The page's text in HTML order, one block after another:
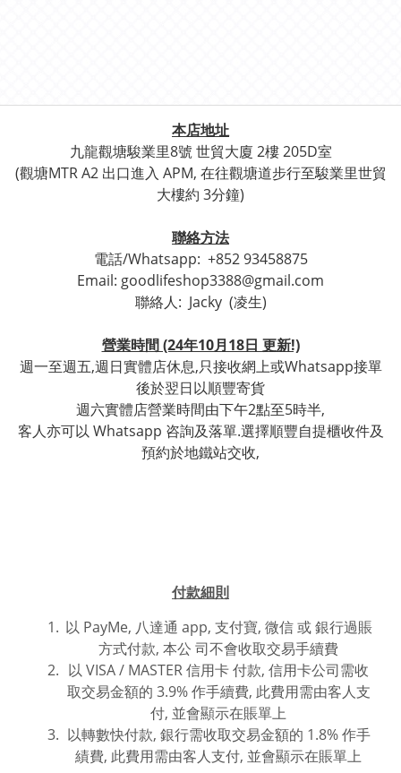
本店地址
九龍觀塘駿業里8號 世貿大廈 2樓 205D室
(觀塘MTR A2 出口進入 APM, 在往觀塘道步行至駿業里世貿
大樓約 3分鐘)
聯絡方法
電話/Whatsapp: +852 93458875
Email: goodlifeshop3388@gmail.com
聯絡人: Jacky (凌生)
營業時間 (24年10月18日 更新!)
週一至週五,週日實體店休息,只接收網上或Whatsapp接單
後於翌日以順豐寄貨
週六實體店營業時間由下午2點至5時半,
客人亦可以 Whatsapp 咨詢及落單.選擇順豐自提櫃收件及
預約於地鐵站交收,
付款細則
以 PayMe, 八達通 app, 支付寶, 微信 或銀行過賬
方式付款, 本公 司不會收取交易手續費
以 VISA / MASTER 信用卡 付款, 信用卡公司需收
取交易金額的 3.9% 作手續費, 此費用需由客人支
付, 並會顯示在賬單上
以轉數快付款, 銀行需收取交易金額的 1.8% 作手
績費, 此費用需由客人支付, 並會顯示在賬單上